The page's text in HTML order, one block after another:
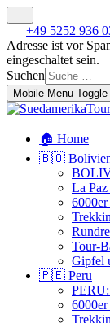
+49 5252 936
Adresse ist vor
eingeschaltet sein.
Suchen
Mobile Menu Toggle
🏠 Home
🇧🇴
La Paz
Tour-
Gipfel
🇵🇪 Peru